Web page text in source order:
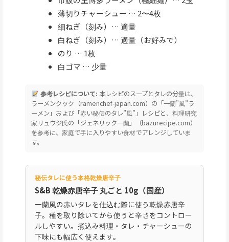
薄切りチャーシュー … 2〜4枚
細ねぎ（刻み）… 適量
白ねぎ（刻み）… 適量（お好みで）
のり … 1枚
白ゴマ … 少量
参考レシピについて: 本レシピのスープとタレの分量は、
ラーメンクック（ramenchef-japan.com）の「一蘭”風”ラ
ーメン」および「赤い秘伝のタレ”風”」レシピと、料理研究
家リュウジ氏の「ジェネリック一蘭」（bazurecipe.com）
を参考に、家庭で手に入りやすい食材でアレンジしていま
す。
秘伝タレに使う本格乾燥唐辛子
S&B 乾燥赤唐辛子 丸ごと 10g（国産）
一蘭風の赤いタレを仕込む際に使う乾燥赤唐辛
子。種を取り除いてから使うと辛さをコントロー
ルしやすい。煮込み料理・タレ・チャーシューの
下味にも幅広く使えます。